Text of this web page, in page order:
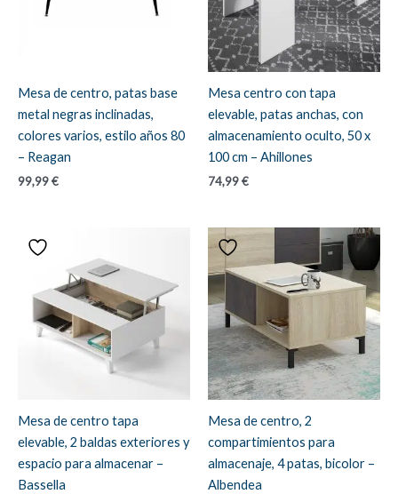
Mesa de centro, patas base
metal negras inclinadas,
colores varios, estilo años 80
– Reagan
99,99€
Mesa centro con tapa
elevable, patas anchas, con
almacenamiento oculto, 50 x
100 cm – Ahillones
74,99€
Mesa de centro tapa
elevable, 2 baldas exteriores y
espacio para almacenar –
Bassella
Mesa de centro, 2
compartimientos para
almacenaje, 4 patas, bicolor –
Albendea